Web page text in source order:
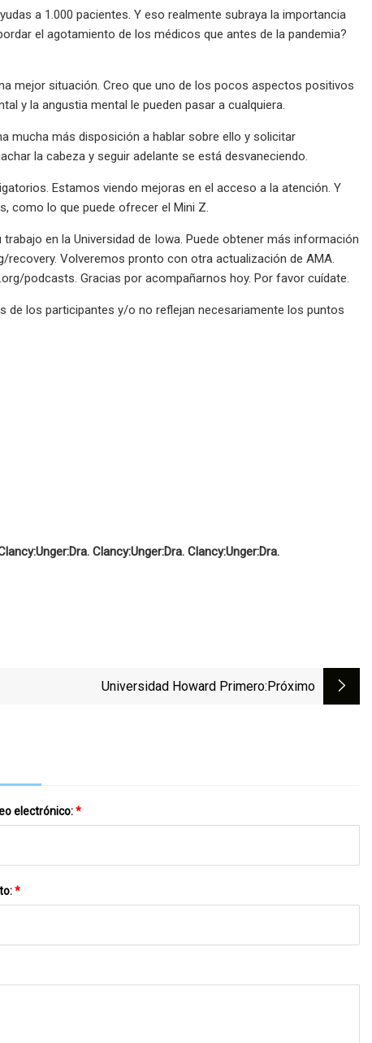
a 1.000 pacientes. Y eso realmente subraya la importancia
el agotamiento de los médicos que antes de la pandemia?
mejor situación. Creo que uno de los pocos aspectos positivos
y la angustia mental le pueden pasar a cualquiera.
mucha más disposición a hablar sobre ello y solicitar
la cabeza y seguir adelante se está desvaneciendo.
Estamos viendo mejoras en el acceso a la atención. Y
como lo que puede ofrecer el Mini Z.
en la Universidad de Iowa. Puede obtener más información
Volveremos pronto con otra actualización de AMA.
podcasts. Gracias por acompañarnos hoy. Por favor cuídate.
de los participantes y/o no reflejan necesariamente los puntos
Unger:Dra. Clancy:Unger:Dra. Clancy:Unger:Dra.
Universidad Howard Primero:próximo
electrónico:*
*